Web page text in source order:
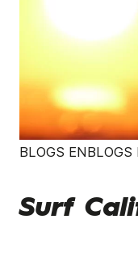
BLOGS
Surf